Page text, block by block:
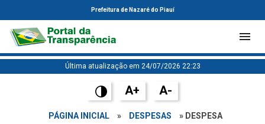
Prefeitura de Nazaré do Piauí
Última atualização em 24/07/2026 22:23
A+ A-
PÁGINA INICIAL » DESPESAS » DESPESA